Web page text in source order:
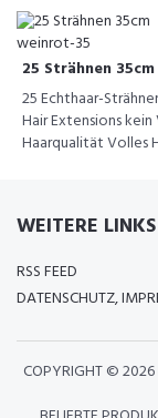
25 Strähnen
25 Echthaar-
Hair Extensions
Haarqualität Volles
WEITERE LINKS
RSS FEED
DATENSCHUTZ,
COPYRIGHT ©2026